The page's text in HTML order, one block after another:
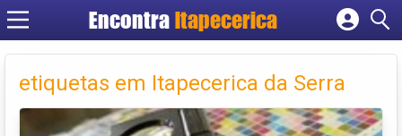
Encontra Itapecerica
Cadastrar empresa
Criar conta
etiquetas em Itapecerica da Serra